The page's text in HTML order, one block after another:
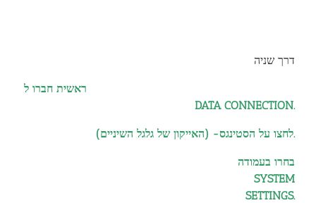
דרך שניה
ראשית חברו ל
DATA CONNECTION.
לחצו על הסטינגס- (האייקון של גלגל השיניים).
בחרו בעמודה
SYSTEM
SETTINGS.